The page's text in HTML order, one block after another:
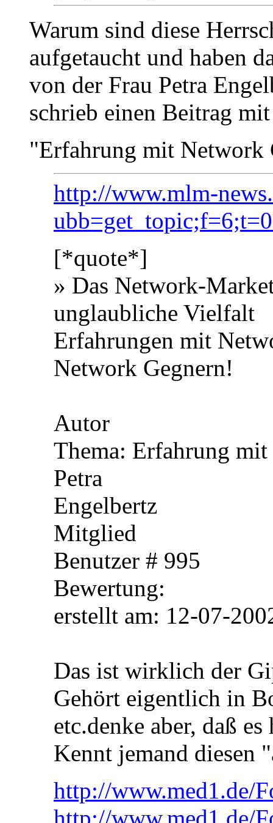
Warum sind diese
aufgetaucht und haben
von der Frau Petra
schrieb einen Beitrag
"Erfahrung mit Network
http://www.mlm-
[*quote*]
» Das Network-
unglaubliche Vielfalt
Erfahrungen mit
Network Gegnern!
Autor
Thema: Erfahrung
Petra
Engelbertz
Mitglied
Benutzer # 995
Bewertung:
erstellt am: 12-07-
Das ist wirklich der
Gehört eigentlich in
etc.denke aber, daß
Kennt jemand diesen
http://www.med1.de/
http://www.med1.de/